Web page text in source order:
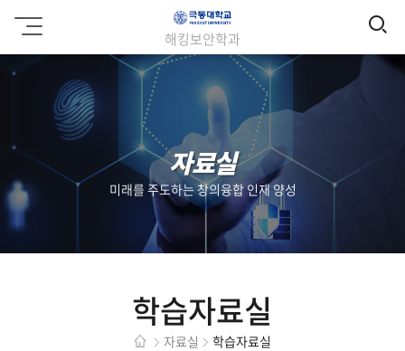
극
동
해킹보안학과
검
색
자료실
미래를 주도하는 창의융합 인재 양성
학습자료실
자료실 학습자료실